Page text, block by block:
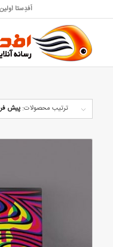
اَفدِستا
ترتیب محصولات: پیش